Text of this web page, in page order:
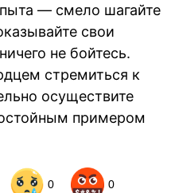
— смело шагайте
свои
не бойтесь.
стремиться к
осуществите
примером
0 0